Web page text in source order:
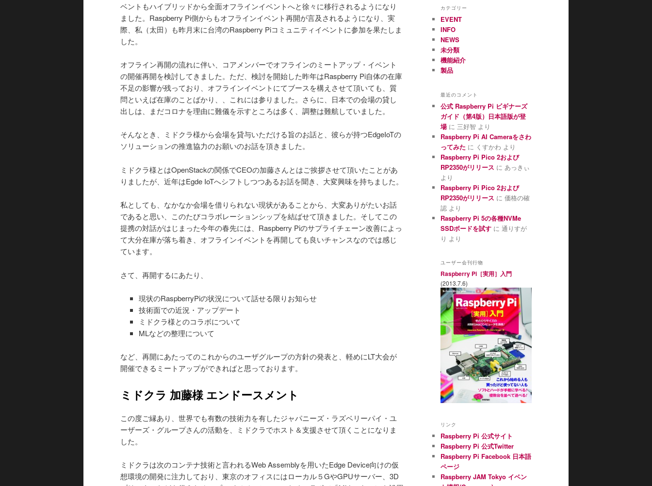
ベントもハイブリッドから全面オフラインイベントへと徐々に移行されるようになり
ました。Raspberry Pi側からもオフラインイベント再開が言及されるようになり、実
際、私（太田）も昨月末に台湾のRaspberry Piコミュニティイベントに参加を果たしま
した。
オフライン再開の流れに伴い、コアメンバーでオフラインのミートアップ・イベント
の開催再開を検討してきました。ただ、検討を開始した昨年はRaspberry Pi自体の在庫
不足の影響が残っており、オフラインイベントにてブースを構えさせて頂いても、質
問といえば在庫のことばかり、、これには参りました。さらに、日本での会場の貸し
出しは、まだコロナを理由に難儀を示すところは多く、調整は難航していました。
そんなとき、ミドクラ様から会場を貸与いただける旨のお話と、彼らが持つEdgeIoTの
ソリューションの推進協力のお願いのお話を頂きました。
ミドクラ様とはOpenStackの関係でCEOの加藤さんとはご挨拶させて頂いたことがあ
りましたが、近年はEgde IoTへシフトしつつあるお話を聞き、大変興味を持ちました。
私としても、なかなか会場を借りられない現状があることから、大変ありがたいお話
であると思い、このたびコラボレーションシップを結ばせて頂きました。そしてこの
提携の対話がはじまった今年の春先には、Raspberry Piのサプライチェーン改善によっ
て大分在庫が落ち着き、オフラインイベントを再開しても良いチャンスなのでは感じ
ています。
さて、再開するにあたり、
現状のRaspberryPiの状況について話せる限りお知らせ
技術面での近況・アップデート
ミドクラ様とのコラボについて
MLなどの整理について
など、再開にあたってのこれからのユーザグループの方針の発表と、軽めにLT大会が
開催できるミートアップができればと思っております。
ミドクラ 加藤様 エンドースメント
この度ご縁あり、世界でも有数の技術力を有したジャパニーズ・ラズベリーパイ・ユ
ーザーズ・グループさんの活動を、ミドクラでホスト＆支援させて頂くことになりま
した。
ミドクラは次のコンテナ技術と言われるWeb Assemblyを用いたEdge Device向けの仮
想環境の開発に注力しており、東京のオフィスにはローカル５GやGPUサーバー、3D
カテゴリー
EVENT
INFO
NEWS
未分類
機能紹介
製品
最近のコメント
公式 Raspberry Pi ビギナーズ
ガイド（第4版）日本語版が登
場に 三好智 より
Raspberry Pi AI Cameraをさわ
ってみた に くすかわ より
Raspberry Pi Pico 2および
RP2350がリリース に あっきぃ
より
Raspberry Pi Pico 2および
RP2350がリリース に 価格の確
認 より
Raspberry Pi 5の各種NVMe
SSDボードを試す に 通りすが
り より
ユーザー会刊行物
Raspberry Pi［実用］入門
(2013.7.6)
リンク
Raspberry Pi 公式サイト
Raspberry Pi 公式Twitter
Raspberry Pi Facebook 日本語
ページ
Raspberry JAM Tokyo イベン